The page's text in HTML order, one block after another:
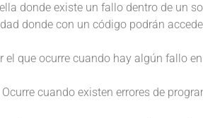
donde existe un fallo dentro de un
donde con un código podrán
el que ocurre cuando hay algún fallo
Ocurre cuando existen errores de